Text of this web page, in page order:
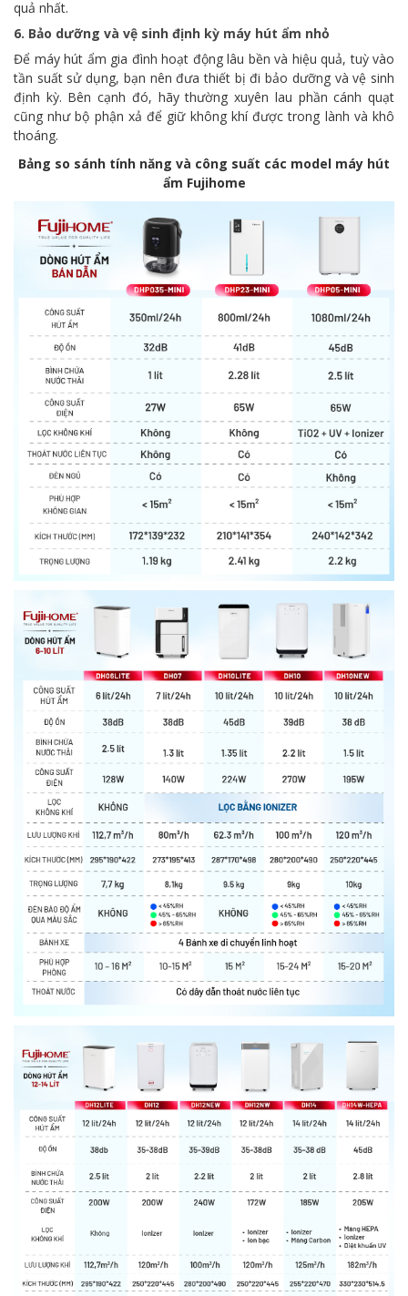
quả nhất.
6. Bảo dưỡng và vệ sinh định kỳ máy hút ẩm nhỏ
Để máy hút ẩm gia đình hoạt động lâu bền và hiệu quả, tuỳ vào
tần suất sử dụng, bạn nên đưa thiết bị đi bảo dưỡng và vệ sinh
định kỳ. Bên cạnh đó, hãy thường xuyên lau phần cánh quạt
cũng như bộ phận xả để giữ không khí được trong lành và khô
thoáng.
Bảng so sánh tính năng và công suất các model máy hút
ẩm Fujihome